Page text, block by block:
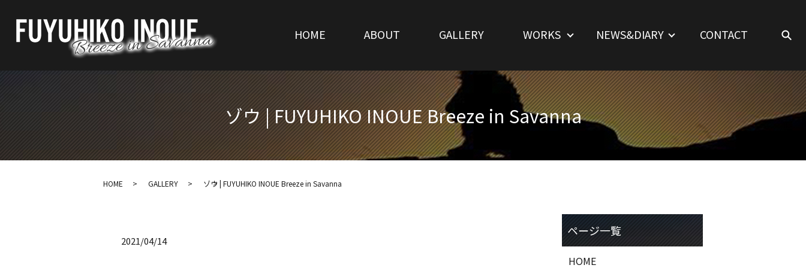
HOME ABOUT GALLERY WORKS NEWS&DIARY CONTACT
ゾウ | FUYUHIKO INOUE Breeze in Savanna
HOME GALLERY ゾウ | FUYUHIKO INOUE Breeze in Savanna
2021/04/14
HOME